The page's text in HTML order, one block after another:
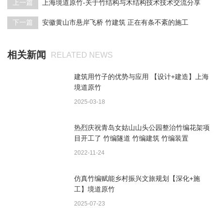
上一篇 上海境道原竹-关于竹结构与木结构技术技术交流分享
下一篇 安徽黄山市悬岸飞桥 竹建筑 正在有条不紊的施工
相关新闻 RELATED NEWS
建筑用竹子的优势与应用 【设计+建造】上海
境道原竹
2025-03-18
热烈庆祝青岛女姑山山头公园整治竹编花架项
目开工了 竹编隧道 竹编建筑 竹编装置
2022-11-24
仿真竹编赋能乡村振兴文旅规划【深化+施
工】境道原竹
2025-07-23